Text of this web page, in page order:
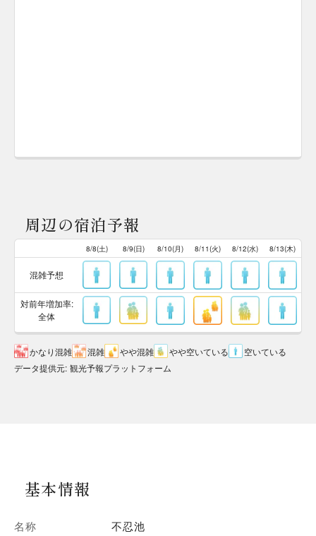
周辺の宿泊予報
8/8(土) 8/9(日) 8/10(月) 8/11(火) 8/12(水) 8/13(木)
混雑予想
対前年増加率:
全体
かなり混雑 混雑 やや混雑 やや空いている
空いている
データ提供元: 観光予報プラットフォーム
基本情報
名称 不忍池